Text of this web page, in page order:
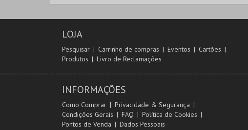
COMPRAR
SOCIETY
LOJA
Pesquisar Carrinho de compras Eventos
Cartões
Produtos
Livro de Reclamações
INFORMAÇÕES
Como Comprar
Privacidade & Segurança
Condições Gerais
FAQ
Política de Cookies
Pontos de Venda
Dados Pessoais